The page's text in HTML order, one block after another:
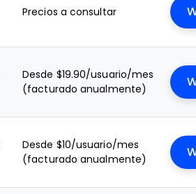
Precios a consultar
Desde $19.90/usuario/mes
(facturado anualmente)
Desde $10/usuario/mes
(facturado anualmente)